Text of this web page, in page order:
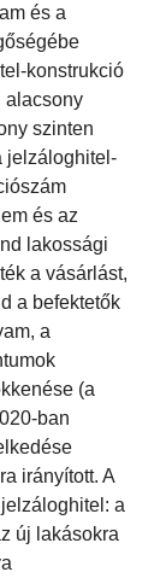
és a
konstrukció
alacsony
szinten
jelzáloghitel-
és az
lakossági
a vásárlást,
a befektetők
a
(a
ban
irányított. A
a
új lakásokra